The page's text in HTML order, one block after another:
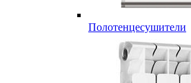
Полотенцесушители